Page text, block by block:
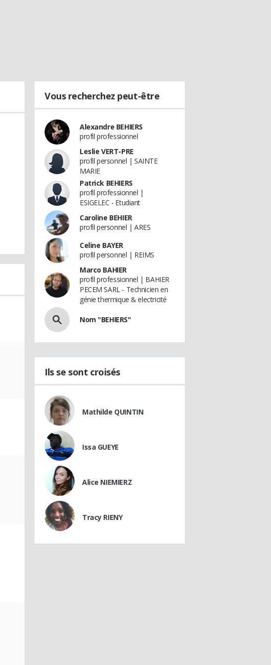
Vous recherchez peut-être
Alexandre BEHIERS
profil professionnel
Leslie VERT-PRE
profil personnel | SAINTE
MARIE
Patrick BEHIERS
profil professionnel |
ESIGELEC - Etudiant
Caroline BEHIER
profil personnel | ARES
Celine BAYER
profil personnel | REIMS
Marco BAHIER
profil professionnel | BAHIER
PECEM SARL - Technicien en
génie thermique & electricité
Nom "BEHIERS"
Ils se sont croisés
Mathilde QUINTIN
Issa GUEYE
Alice NIEMIERZ
Tracy RIENY